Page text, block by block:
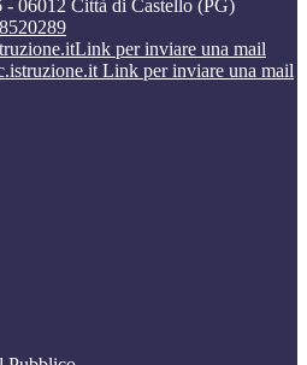
06012 Città di Castello (PG)
Link per inviare una mail
Link per inviare una mail